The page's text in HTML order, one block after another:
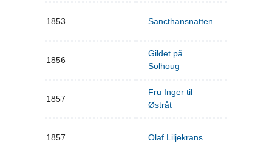
1853 Sancthansnatten
1856
Gildet på
Solhoug
1857
Fru Inger til
Østråt
1857 Olaf Liljekrans